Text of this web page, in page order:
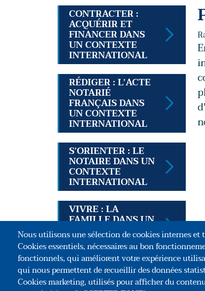
CONTRACTER :
ACQUÉRIR ET
FINANCER DANS
UN CONTEXTE
INTERNATIONAL
RÉDIGER : L’ACTE
NOTARIÉ
FRANÇAIS DANS
UN CONTEXTE
INTERNATIONAL
S’ORIENTER : LE
NOTAIRE DANS UN
CONTEXTE
INTERNATIONAL
VIVRE : LA
FAMILLE DANS UN
CONTEXTE
INTERNATIONAL
Nous utilisons une sélection de cookies internes et
Cookies essentiels, nécessaires au bon
fonctionnels, qui améliorent votre expérience
qui nous permettent de recueillir des données
Cookies marketing, utilisés pour afficher du